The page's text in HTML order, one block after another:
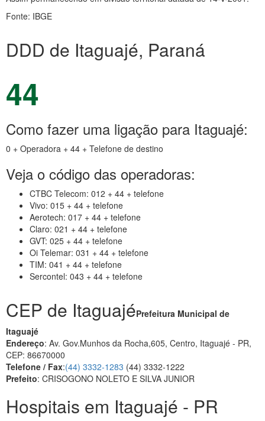
Fonte: IBGE
DDD de Itaguajé, Paraná
44
Como fazer uma ligação para Itaguajé:
0 + Operadora + 44 + Telefone de destino
Veja o código das operadoras:
CTBC Telecom: 012 + 44 + telefone
Vivo: 015 + 44 + telefone
Aerotech: 017 + 44 + telefone
Claro: 021 + 44 + telefone
GVT: 025 + 44 + telefone
Oi Telemar: 031 + 44 + telefone
TIM: 041 + 44 + telefone
Sercontel: 043 + 44 + telefone
CEP de ItaguajéPrefeitura Municipal de
Itaguajé
Endereço: Av. Gov.Munhos da Rocha,605, Centro, Itaguajé - PR,
CEP: 86670000
Telefone / Fax:(44) 3332-1283 (44) 3332-1222
Prefeito: CRISOGONO NOLETO E SILVA JUNIOR
Hospitais em Itaguajé - PR